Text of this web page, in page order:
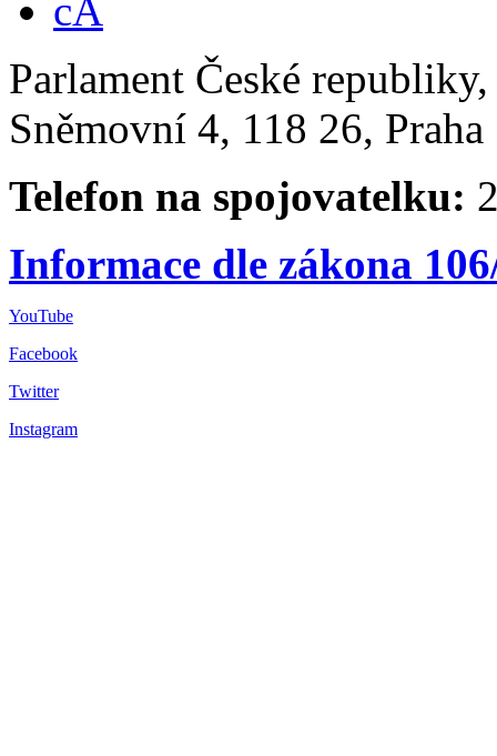
Parlament České
Sněmovní 4, 118 26,
Telefon na spojovatelku:
Informace dle zákona
YouTube
Facebook
Twitter
Instagram